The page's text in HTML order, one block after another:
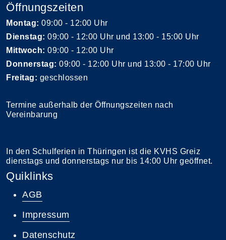
Öffnungszeiten
Montag: 09:00 - 12:00 Uhr
Dienstag: 09:00 - 12:00 Uhr und 13:00 - 15:00 Uhr
Mittwoch: 09:00 - 12:00 Uhr
Donnerstag: 09:00 - 12:00 Uhr und 13:00 - 17:00 Uhr
Freitag: geschlossen
Termine außerhalb der Öffnungszeiten nach
Vereinbarung
In den Schulferien in Thüringen ist die KVHS Greiz
dienstags und donnerstags nur bis 14:00 Uhr geöffnet.
Quiklinks
AGB
Impressum
Datenschutz